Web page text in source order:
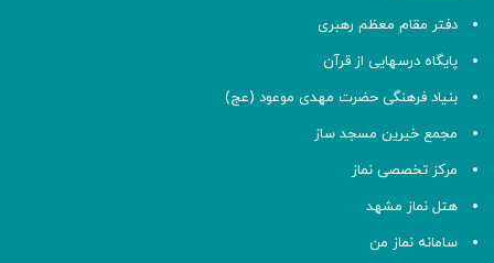
دفتر مقام معظم رهبری
پایگاه درسهایی از قرآن
بنیاد فرهنگی حضرت مهدی موعود (عج)
مجمع خیرین مسجد ساز
مرکز تخصصی نماز
هتل نماز مشهد
سامانه نماز من